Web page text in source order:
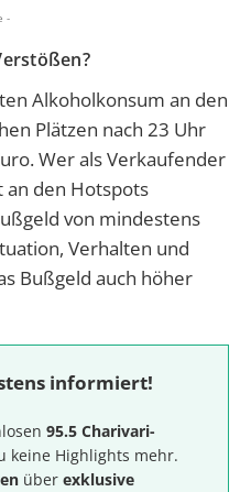
-
Alkoholkonsum an den
Plätzen nach 23 Uhr
Wer als Verkaufender
an den Hotspots
von mindestens
Verhalten und
Bußgeld auch höher
informiert!
95.5 Charivari-
keine Highlights mehr.
über exklusive